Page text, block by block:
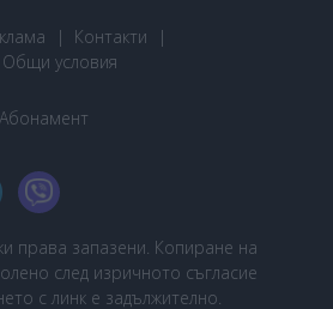
Контакти
Общи условия
Абонамент
права запазени. Копиране на
след изричното съгласие
с линк е задължително.